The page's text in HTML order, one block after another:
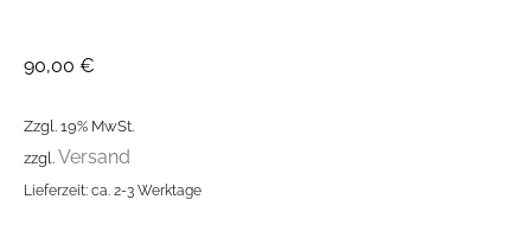
90,00 €
Zzgl. 19% MwSt.
zzgl. Versand
Lieferzeit: ca. 2-3 Werktage